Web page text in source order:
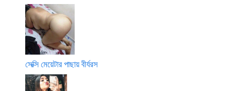
সেক্সি মেয়েটার পাছায় বীর্যরস